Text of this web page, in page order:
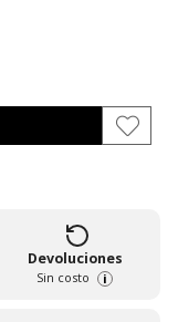
Devoluciones
Sin costo i